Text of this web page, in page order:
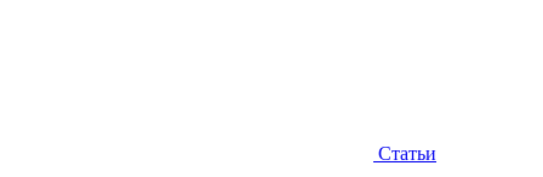
Статьи